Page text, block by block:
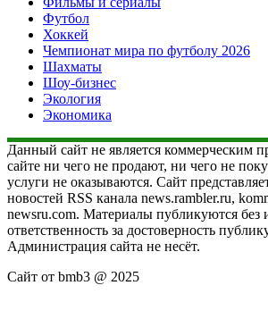
Футбол
Хоккей
Чемпионат мира по футболу 2026
Шахматы
Шоу-бизнес
Экология
Экономика
Данный сайт не является коммерческим
сайте ни чего не продают, ни чего не
услуги не оказываются. Сайт
новостей RSS канала news.rambler.ru,
newsru.com. Материалы публикуются без
ответственность за достоверность
Администрация сайта не несёт.
Сайт от bmb3 @ 2025